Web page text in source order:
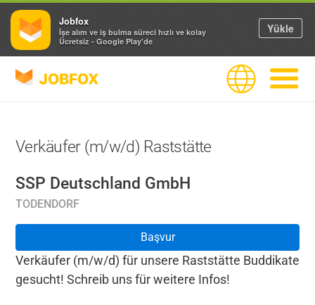
JOBFOX Dil
Verkäufer (m/w/d) Raststätte
SSP Deutschland GmbH
TODENDORF
Başvur
Verkäufer (m/w/d) für unsere Raststätte Buddikate
gesucht! Schreib uns für weitere Infos!
Jobfox
İşe alım ve iş bulma süreci hızlı ve kolay
Ücretsiz - Google Play'de
Yükle